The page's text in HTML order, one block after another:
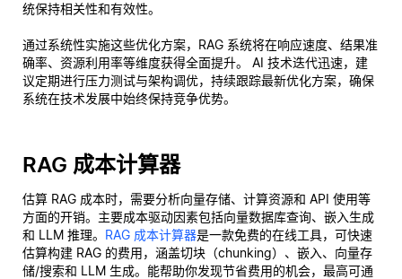
统保持相关性和有效性。
通过系统性实施这些优化方案，RAG 系统将在响应速度、结果准
确率、资源利用率等维度获得全面提升。 AI 技术迭代迅速，建
议定期进行压力测试与架构调优，持续跟踪最新优化方案，确保
系统在技术发展中始终保持竞争优势。
RAG 成本计算器
估算 RAG 成本时，需要分析向量存储、计算资源和 API 使用等
方面的开销。主要成本驱动因素包括向量数据库查询、嵌入生成
和 LLM 推理。 RAG 成本计算器是一款免费的在线工具，可快速
估算构建 RAG 的费用，涵盖切块（chunking）、嵌入、向量存
储/搜索和 LLM 生成。能帮助你发现节省费用的机会，最高可通